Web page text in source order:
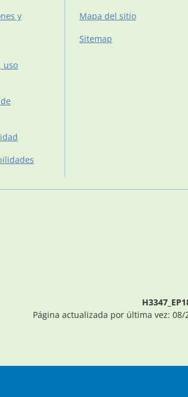
y
uso
Mapa del sitio
Sitemap
Página actualizada por última vez: 08/